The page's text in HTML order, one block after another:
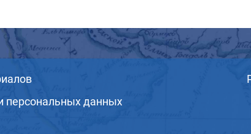
персональных данных